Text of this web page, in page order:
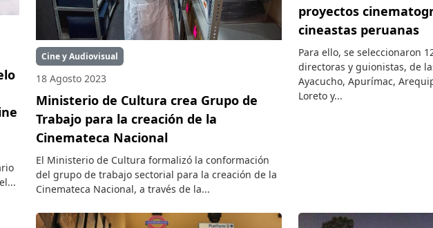
Cine y Audiovisual
18 Agosto 2023
Ministerio de Cultura crea Grupo de
Trabajo para la creación de la
Cinemateca Nacional
El Ministerio de Cultura formalizó la conformación
del grupo de trabajo sectorial para la creación de la
Cinemateca Nacional, a través de la...
proyectos
cineastas peruanas
Para ello, se seleccionaron
directoras y guionistas, de
Ayacucho, Apurímac,
Loreto y...